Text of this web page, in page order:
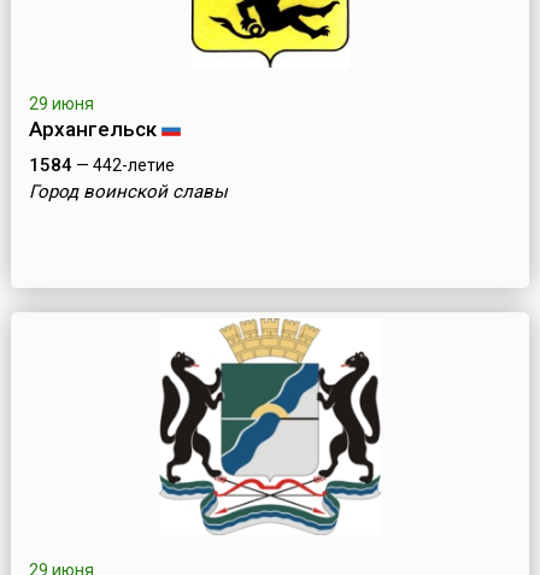
29 июня
Архангельск
1584— 442-летие
Город воинской славы
29 июня